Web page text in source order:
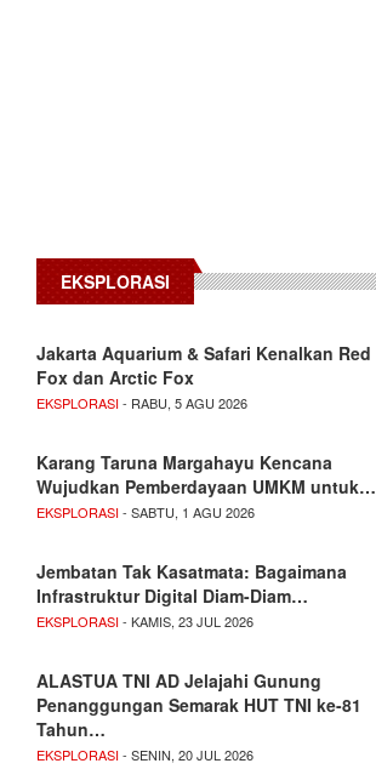
EKSPLORASI
Jakarta Aquarium & Safari Kenalkan Red
Fox dan Arctic Fox
EKSPLORASI- RABU, 5 AGU 2026
Karang Taruna Margahayu Kencana
Wujudkan Pemberdayaan UMKM untuk…
EKSPLORASI- SABTU, 1 AGU 2026
Jembatan Tak Kasatmata: Bagaimana
Infrastruktur Digital Diam-Diam…
EKSPLORASI- KAMIS, 23 JUL 2026
ALASTUA TNI AD Jelajahi Gunung
Penanggungan Semarak HUT TNI ke-81
Tahun…
EKSPLORASI- SENIN, 20 JUL 2026